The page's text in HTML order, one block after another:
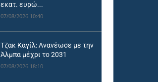
εκατ. ευρώ...
07/08/2026 10:40
Τζακ Καγίλ: Ανανέωσε με την
Άλμπα μέχρι το 2031
07/08/2026 18:10